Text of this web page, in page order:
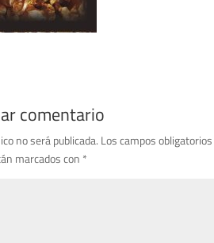
comentario
no será publicada. Los campos obligatorios
marcados con *